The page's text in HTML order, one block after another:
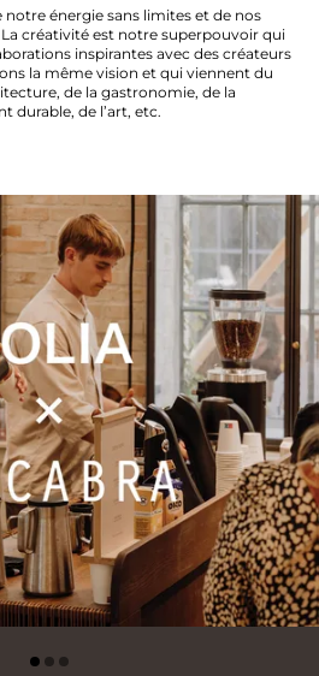
énergie sans limites et de nos
créativité est notre superpouvoir qui
inspirantes avec des créateurs
la même vision et qui viennent du
de la gastronomie, de la
durable, de l’art, etc.